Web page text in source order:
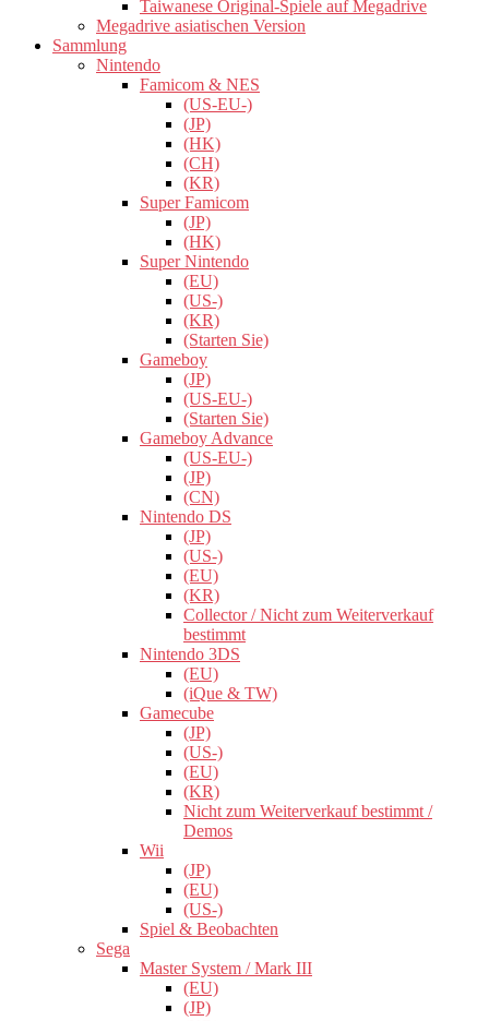
Taiwanese Original-Spiele auf Megadrive
Megadrive asiatischen Version
Sammlung
Nintendo
Famicom & NES
(US-EU-)
(JP)
(HK)
(CH)
(KR)
Super Famicom
(JP)
(HK)
Super Nintendo
(EU)
(US-)
(KR)
(Starten Sie)
Gameboy
(JP)
(US-EU-)
(Starten Sie)
Gameboy Advance
(US-EU-)
(JP)
(CN)
Nintendo DS
(JP)
(US-)
(EU)
(KR)
Collector / Nicht zum Weiterverkauf
bestimmt
Nintendo 3DS
(EU)
(iQue & TW)
Gamecube
(JP)
(US-)
(EU)
(KR)
Nicht zum Weiterverkauf bestimmt /
Demos
Wii
(JP)
(EU)
(US-)
Spiel & Beobachten
Sega
Master System / Mark III
(EU)
(JP)